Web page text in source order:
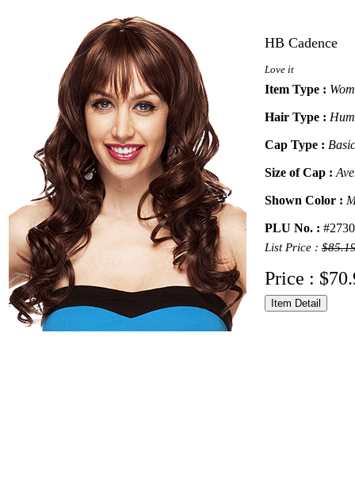
HB Cadence
Love it
Item Type :
Hair Type :
Cap Type :
Size of Cap :
Shown Color :
PLU No. :
List Price :
Price :